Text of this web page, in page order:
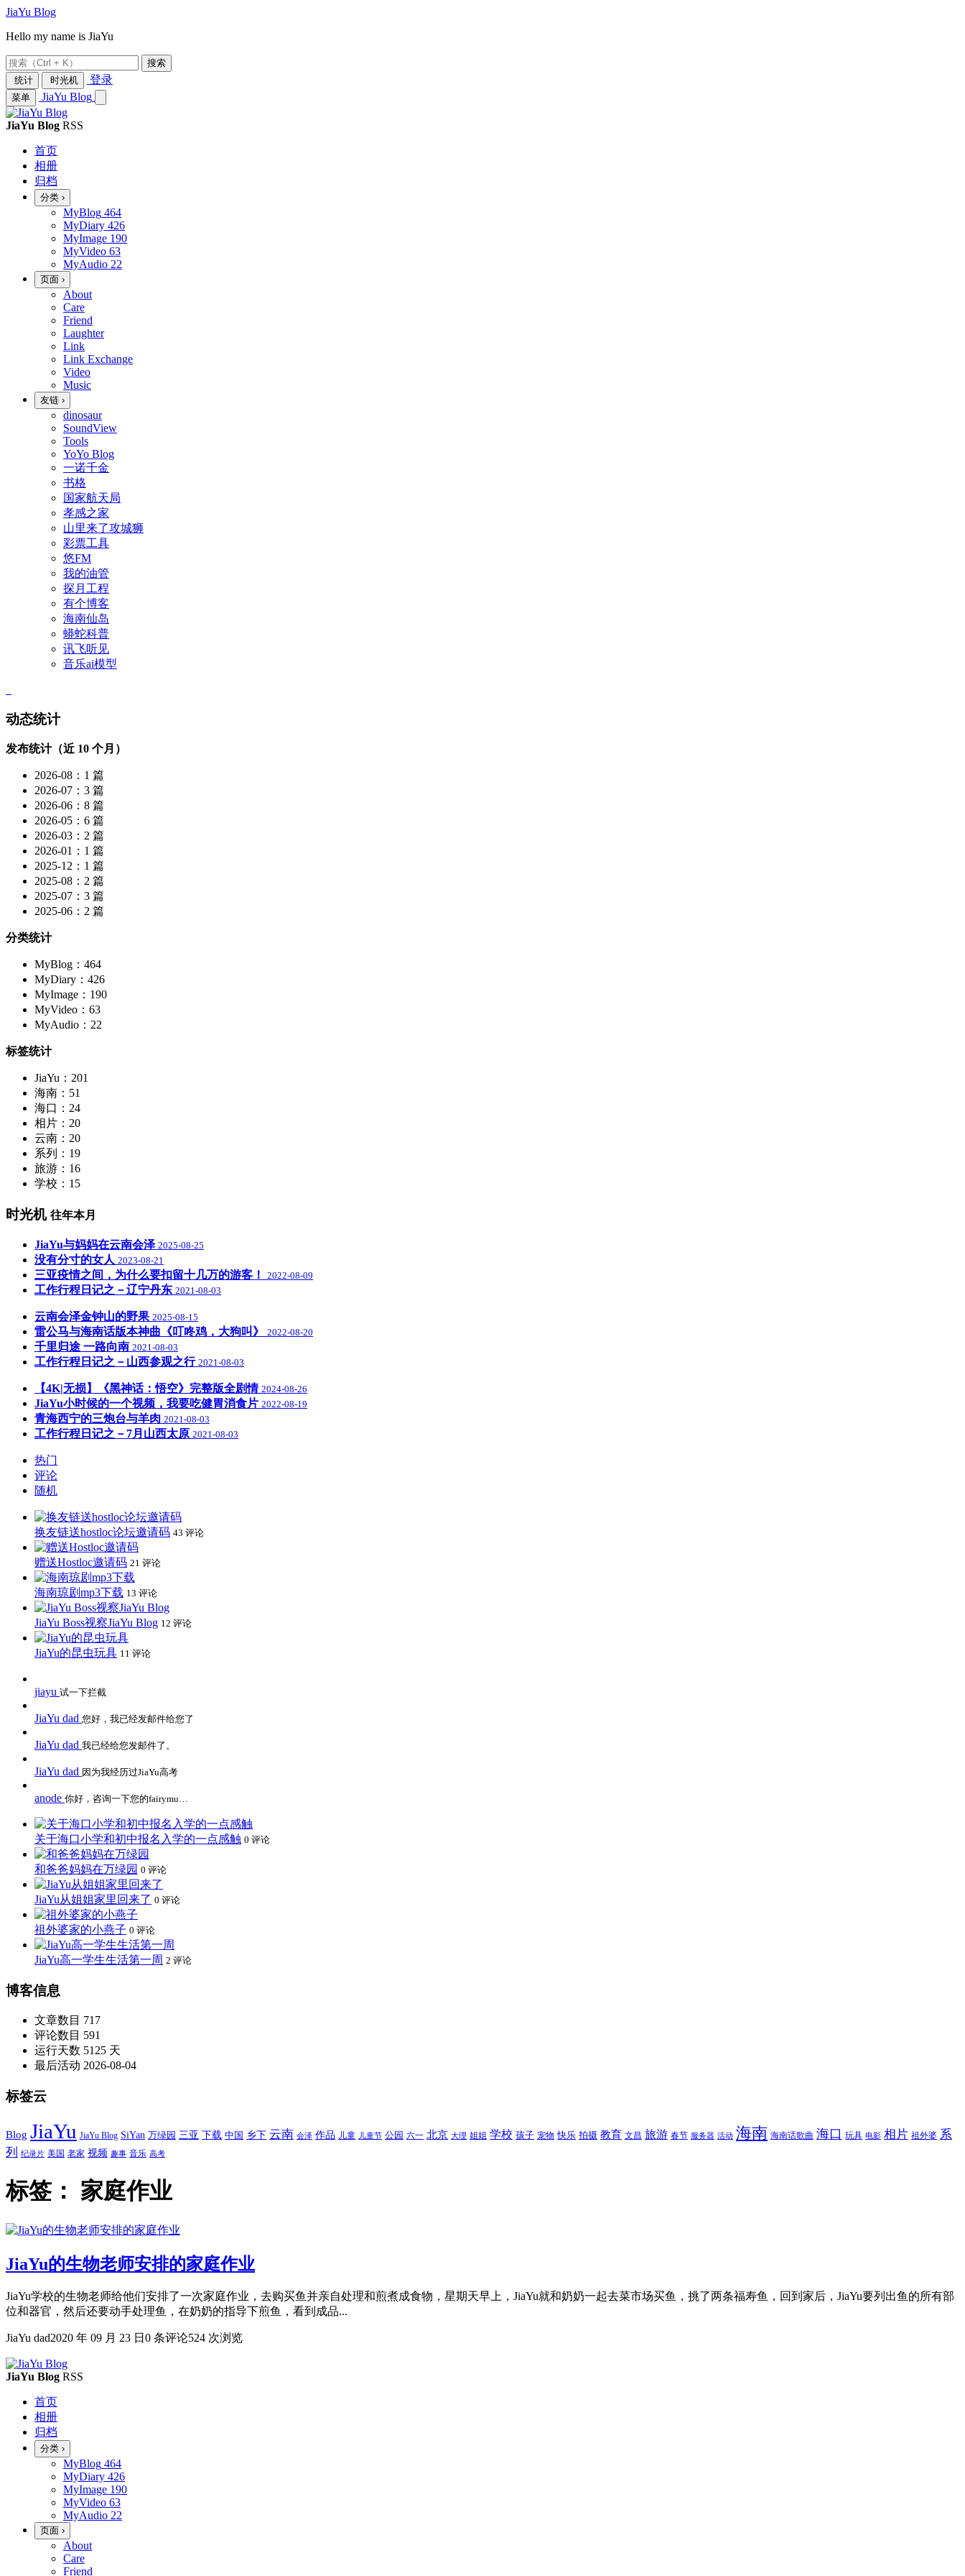
JiaYu Blog
Hello my name is JiaYu
搜索
统计
时光机 登录
菜单 JiaYu Blog
JiaYu Blog RSS
首页
相册
归档
分类 ›
MyBlog 464
MyDiary 426
MyImage 190
MyVideo 63
MyAudio 22
页面 ›
About
Care
Friend
Laughter
Link
Link Exchange
Video
Music
友链 ›
dinosaur
SoundView
Tools
YoYo Blog
一诺千金
书格
国家航天局
孝感之家
山里来了攻城狮
彩票工具
悠FM
我的油管
探月工程
有个博客
海南仙岛
蟒蛇科普
讯飞听见
音乐ai模型
动态统计
发布统计（近 10 个月）
2026-08：1 篇
2026-07：3 篇
2026-06：8 篇
2026-05：6 篇
2026-03：2 篇
2026-01：1 篇
2025-12：1 篇
2025-08：2 篇
2025-07：3 篇
2025-06：2 篇
分类统计
MyBlog：464
MyDiary：426
MyImage：190
MyVideo：63
MyAudio：22
标签统计
JiaYu：201
海南：51
海口：24
相片：20
云南：20
系列：19
旅游：16
学校：15
时光机 往年本月
JiaYu与妈妈在云南会泽 2025-08-25
没有分寸的女人 2023-08-21
三亚疫情之间，为什么要扣留十几万的游客！ 2022-08-09
工作行程日记之－辽宁丹东 2021-08-03
云南会泽金钟山的野果 2025-08-15
雷公马与海南话版本神曲《叮咚鸡，大狗叫》 2022-08-20
千里归途 一路向南 2021-08-03
工作行程日记之－山西参观之行 2021-08-03
【4K|无损】《黑神话：悟空》完整版全剧情 2024-08-26
JiaYu小时候的一个视频，我要吃健胃消食片 2022-08-19
青海西宁的三炮台与羊肉 2021-08-03
工作行程日记之－7月山西太原 2021-08-03
热门
评论
随机
换友链送hostloc论坛邀请码 43 评论
赠送Hostloc邀请码 21 评论
海南琼剧mp3下载 13 评论
JiaYu Boss视察JiaYu Blog 12 评论
JiaYu的昆虫玩具 11 评论
jiayu 试一下拦截
JiaYu dad 您好，我已经发邮件给您了
JiaYu dad 我已经给您发邮件了。
JiaYu dad 因为我经历过JiaYu高考
anode 你好，咨询一下您的fairymu…
关于海口小学和初中报名入学的一点感触 0 评论
和爸爸妈妈在万绿园 0 评论
JiaYu从姐姐家里回来了 0 评论
祖外婆家的小燕子 0 评论
JiaYu高一学生生活第一周 2 评论
博客信息
文章数目 717
评论数目 591
运行天数 5125 天
最后活动 2026-08-04
标签云
Blog JiaYu JiaYu Blog SiYan 万绿园 三亚 下载 中国 乡下 云南 会泽 作品 儿童 儿童节 公园 六一 北京 大理 姐姐 学校 孩子 宠物 快乐 拍摄 教育 文昌 旅游 春节 服务器 活动 海南 海南话歌曲 海口 玩具 电影 相片 祖外婆 系
列
纪录片 美国 老家 视频 趣事 音乐 高考
标签： 家庭作业
JiaYu的生物老师安排的家庭作业
JiaYu学校的生物老师给他们安排了一次家庭作业，去购买鱼并亲自处理和煎煮成食物，星期天早上，JiaYu就和奶奶一起去菜市场买鱼，挑了两条福寿鱼，回到家后，JiaYu要列出鱼的所有部
位和器官，然后还要动手处理鱼，在奶奶的指导下煎鱼，看到成品...
JiaYu dad2020 年 09 月 23 日 0 条评论524 次浏览
JiaYu Blog RSS
首页
相册
归档
分类 ›
MyBlog 464
MyDiary 426
MyImage 190
MyVideo 63
MyAudio 22
页面 ›
About
Care
Friend